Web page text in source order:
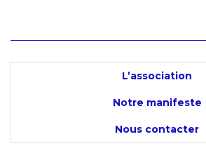
L’association
Notre manifeste
Nous contacter